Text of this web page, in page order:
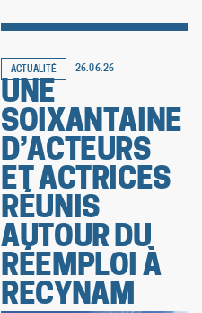
ACTUALITÉ 26.06.26
UNE
SOIXANTAINE
D’ACTEURS
ET ACTRICES
RÉUNIS
AUTOUR DU
RÉEMPLOI À
RECYNAM